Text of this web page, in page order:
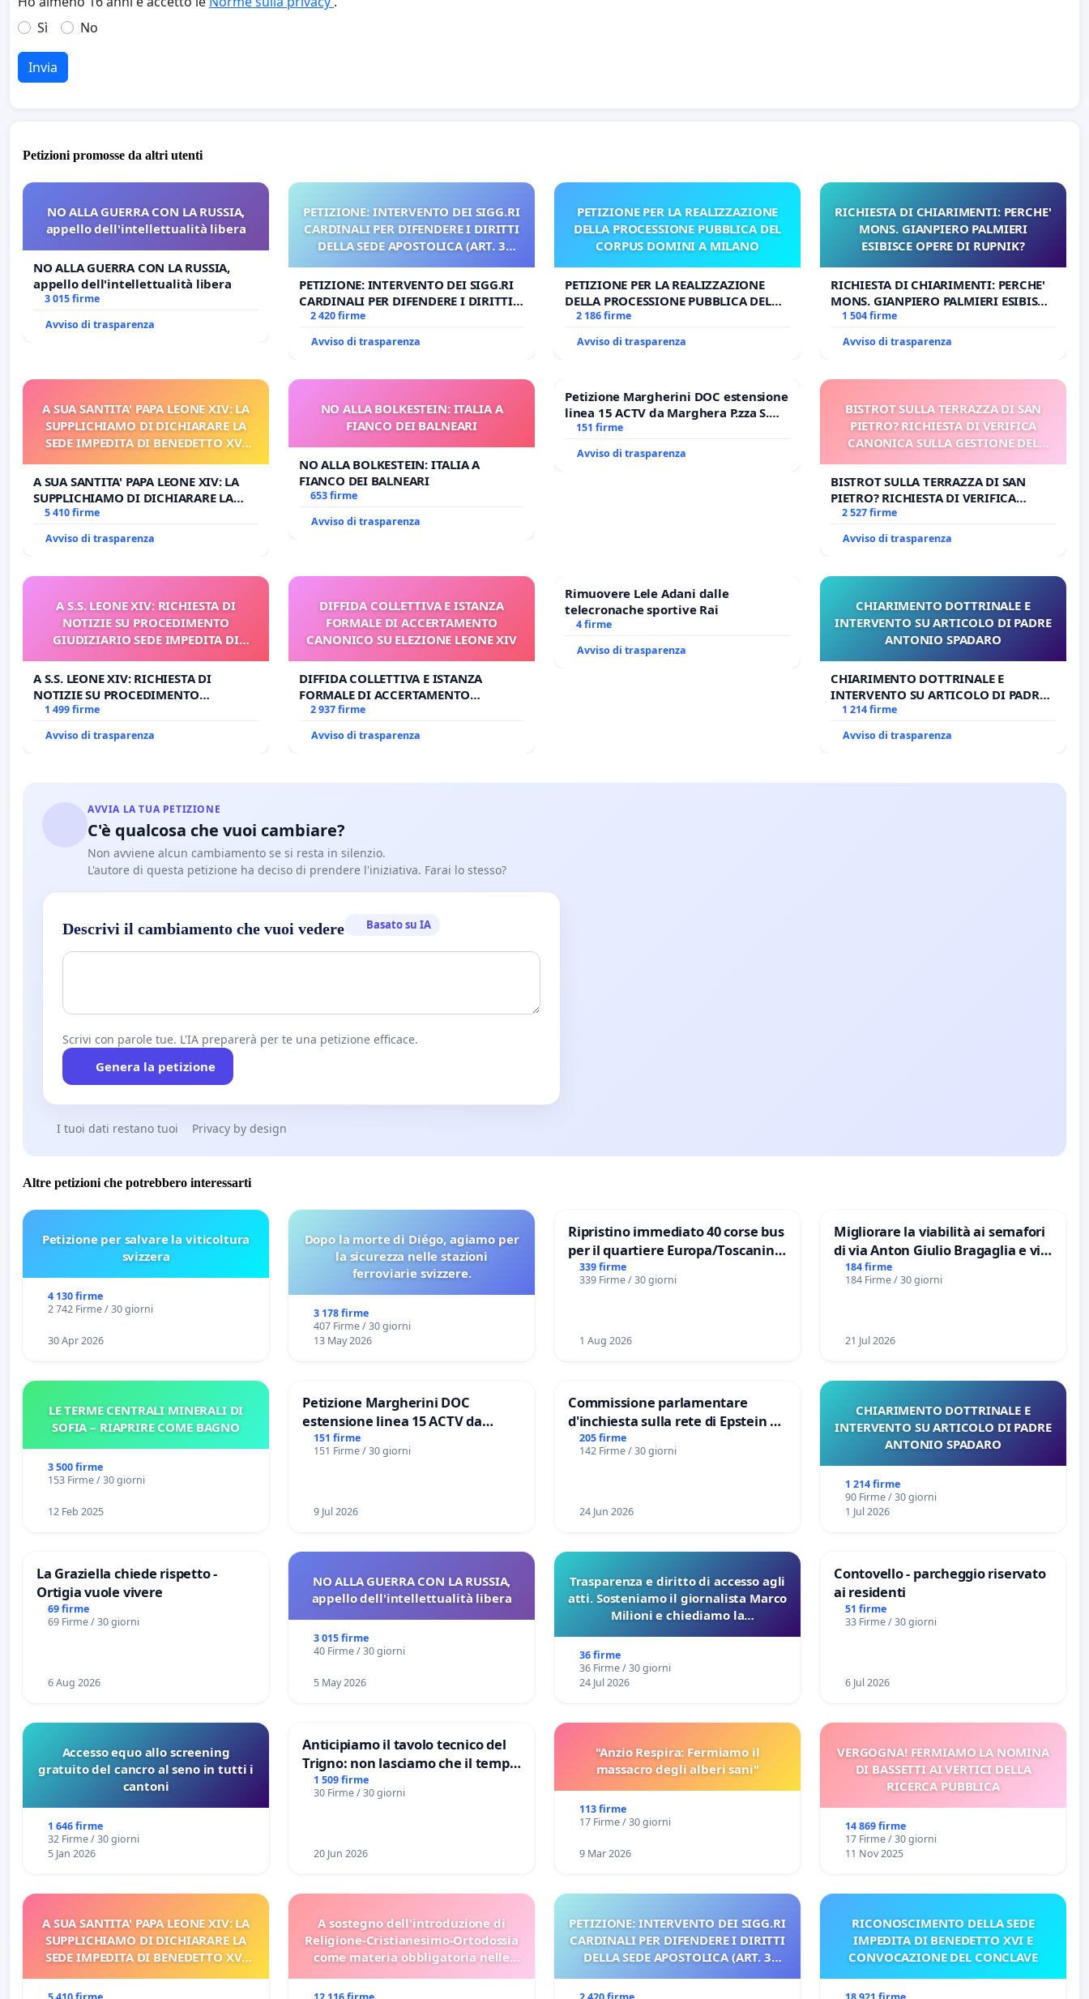
Sì
No
Invia
Petizioni promosse da altri utenti
NO ALLA GUERRA CON LA RUSSIA,
appello dell'intellettualità libera
NO ALLA GUERRA CON LA RUSSIA,
appello dell'intellettualità libera
3 015 firme
Avviso di trasparenza
PETIZIONE: INTERVENTO DEI SIGG.RI
CARDINALI PER DIFENDERE I DIRITTI
DELLA SEDE APOSTOLICA (ART. 3
PETIZIONE: INTERVENTO DEI SIGG.RI
CARDINALI PER DIFENDERE I DIRITTI
DELLA SEDE APOSTOLICA (ART. 3 UDG)
2 420 firme
Avviso di trasparenza
PETIZIONE PER LA REALIZZAZIONE
DELLA PROCESSIONE PUBBLICA DEL
CORPUS DOMINI A MILANO
PETIZIONE PER LA REALIZZAZIONE
DELLA PROCESSIONE PUBBLICA DEL
CORPUS DOMINI A MILANO
2 186 firme
Avviso di trasparenza
RICHIESTA DI CHIARIMENTI: PERCHE'
MONS. GIANPIERO PALMIERI
ESIBISCE OPERE DI RUPNIK?
RICHIESTA DI CHIARIMENTI: PERCHE'
MONS. GIANPIERO PALMIERI ESIBISCE
OPERE DI RUPNIK?
1 504 firme
Avviso di trasparenza
A SUA SANTITA' PAPA LEONE XIV: LA
SUPPLICHIAMO DI DICHIARARE LA
SEDE IMPEDITA DI BENEDETTO XVI
PROCESSO
A SUA SANTITA' PAPA LEONE XIV: LA
SUPPLICHIAMO DI DICHIARARE LA
SEDE IMPEDITA DI BENEDETTO XVI E/O
5 410 firme
Avviso di trasparenza
NO ALLA BOLKESTEIN: ITALIA A
FIANCO DEI BALNEARI
NO ALLA BOLKESTEIN: ITALIA A
FIANCO DEI BALNEARI
653 firme
Avviso di trasparenza
Petizione Margherini DOC estensione
linea 15 ACTV da Marghera P.zza S.
Antonio all'aeroporto Marco Polo
151 firme
Avviso di trasparenza
BISTROT SULLA TERRAZZA DI SAN
PIETRO? RICHIESTA DI VERIFICA
CANONICA SULLA GESTIONE DEL
BISTROT SULLA TERRAZZA DI SAN
PIETRO? RICHIESTA DI VERIFICA
CANONICA SULLA GESTIONE DEL
2 527 firme
Avviso di trasparenza
A S.S. LEONE XIV: RICHIESTA DI
NOTIZIE SU PROCEDIMENTO
GIUDIZIARIO SEDE IMPEDITA DI
A S.S. LEONE XIV: RICHIESTA DI
NOTIZIE SU PROCEDIMENTO
GIUDIZIARIO SEDE IMPEDITA DI
1 499 firme
Avviso di trasparenza
DIFFIDA COLLETTIVA E ISTANZA
FORMALE DI ACCERTAMENTO
CANONICO SU ELEZIONE LEONE XIV
DIFFIDA COLLETTIVA E ISTANZA
FORMALE DI ACCERTAMENTO
CANONICO SU ELEZIONE LEONE XIV
2 937 firme
Avviso di trasparenza
Rimuovere Lele Adani dalle
telecronache sportive Rai
4 firme
Avviso di trasparenza
CHIARIMENTO DOTTRINALE E
INTERVENTO SU ARTICOLO DI PADRE
ANTONIO SPADARO
CHIARIMENTO DOTTRINALE E
INTERVENTO SU ARTICOLO DI PADRE
ANTONIO SPADARO
1 214 firme
Avviso di trasparenza
AVVIA LA TUA PETIZIONE
C'è qualcosa che vuoi cambiare?
Non avviene alcun cambiamento se si resta in silenzio.
L'autore di questa petizione ha deciso di prendere l'iniziativa. Farai lo stesso?
Descrivi il cambiamento che vuoi vedere Basato su IA
Scrivi con parole tue. L'IA preparerà per te una petizione efficace.
Genera la petizione
I tuoi dati restano tuoi Privacy by design
Altre petizioni che potrebbero interessarti
Petizione per salvare la viticoltura
svizzera
4 130 firme
2 742 Firme / 30 giorni
30 Apr 2026
Dopo la morte di Diégo, agiamo per
la sicurezza nelle stazioni
ferroviarie svizzere.
3 178 firme
407 Firme / 30 giorni
13 May 2026
Ripristino immediato 40 corse bus
per il quartiere Europa/Toscanini
di Aprilia
339 firme
339 Firme / 30 giorni
1 Aug 2026
Migliorare la viabilità ai semafori
di via Anton Giulio Bragaglia e via
Tieri XV MUNICIPIO DI ROMA
184 firme
184 Firme / 30 giorni
21 Jul 2026
LE TERME CENTRALI MINERALI DI
SOFIA – RIAPRIRE COME BAGNO
3 500 firme
153 Firme / 30 giorni
12 Feb 2025
Petizione Margherini DOC
estensione linea 15 ACTV da
Marghera P.zza S. Antonio
all'aeroporto Marco Polo tariffa a
151 firme
151 Firme / 30 giorni
9 Jul 2026
Commissione parlamentare
d'inchiesta sulla rete di Epstein e
del Mossad: verità sugli Epstein
Files
205 firme
142 Firme / 30 giorni
24 Jun 2026
CHIARIMENTO DOTTRINALE E
INTERVENTO SU ARTICOLO DI PADRE
ANTONIO SPADARO
1 214 firme
90 Firme / 30 giorni
1 Jul 2026
La Graziella chiede rispetto -
Ortigia vuole vivere
69 firme
69 Firme / 30 giorni
6 Aug 2026
NO ALLA GUERRA CON LA RUSSIA,
appello dell'intellettualità libera
3 015 firme
40 Firme / 30 giorni
5 May 2026
Trasparenza e diritto di accesso agli
atti. Sosteniamo il giornalista Marco
Milioni e chiediamo la
sulla Pedemontana Veneta
36 firme
36 Firme / 30 giorni
24 Jul 2026
Contovello - parcheggio riservato
ai residenti
51 firme
33 Firme / 30 giorni
6 Jul 2026
Accesso equo allo screening
gratuito del cancro al seno in tutti i
cantoni
1 646 firme
32 Firme / 30 giorni
5 Jan 2026
Anticipiamo il tavolo tecnico del
Trigno: non lasciamo che il tempo
rallenti le ricerche di Domenico
Racanati
1 509 firme
30 Firme / 30 giorni
20 Jun 2026
"Anzio Respira: Fermiamo il
massacro degli alberi sani"
113 firme
17 Firme / 30 giorni
9 Mar 2026
VERGOGNA! FERMIAMO LA NOMINA
DI BASSETTI AI VERTICI DELLA
RICERCA PUBBLICA
14 869 firme
17 Firme / 30 giorni
11 Nov 2025
A SUA SANTITA' PAPA LEONE XIV: LA
SUPPLICHIAMO DI DICHIARARE LA
SEDE IMPEDITA DI BENEDETTO XVI
A sostegno dell'introduzione di
Religione-Cristianesimo-Ortodossia
come materia obbligatoria nelle
PETIZIONE: INTERVENTO DEI SIGG.RI
CARDINALI PER DIFENDERE I DIRITTI
DELLA SEDE APOSTOLICA (ART. 3
RICONOSCIMENTO DELLA SEDE
IMPEDITA DI BENEDETTO XVI E
CONVOCAZIONE DEL CONCLAVE